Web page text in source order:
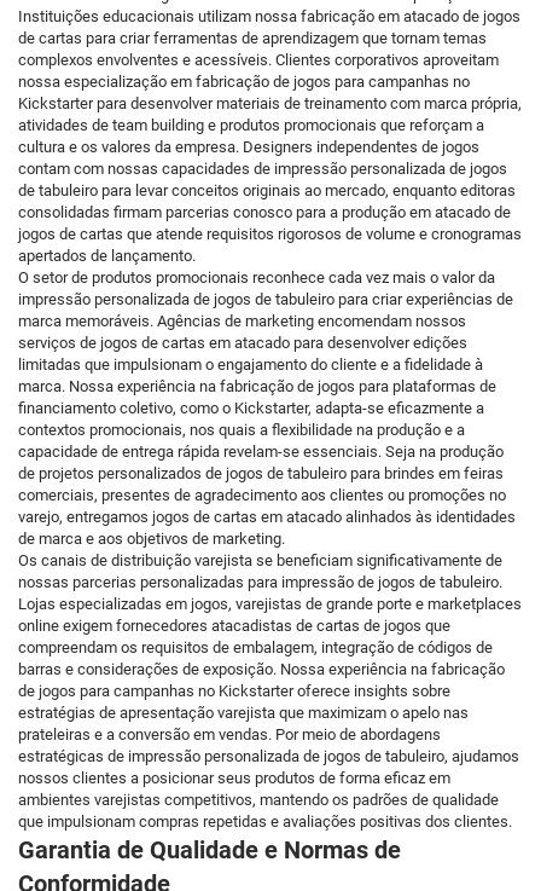
Instituições educacionais utilizam nossa fabricação em atacado de jogos
de cartas para criar ferramentas de aprendizagem que tornam temas
complexos envolventes e acessíveis. Clientes corporativos aproveitam
nossa especialização em fabricação de jogos para campanhas no
Kickstarter para desenvolver materiais de treinamento com marca própria,
atividades de team building e produtos promocionais que reforçam a
cultura e os valores da empresa. Designers independentes de jogos
contam com nossas capacidades de impressão personalizada de jogos
de tabuleiro para levar conceitos originais ao mercado, enquanto editoras
consolidadas firmam parcerias conosco para a produção em atacado de
jogos de cartas que atende requisitos rigorosos de volume e cronogramas
apertados de lançamento.
O setor de produtos promocionais reconhece cada vez mais o valor da
impressão personalizada de jogos de tabuleiro para criar experiências de
marca memoráveis. Agências de marketing encomendam nossos
serviços de jogos de cartas em atacado para desenvolver edições
limitadas que impulsionam o engajamento do cliente e a fidelidade à
marca. Nossa experiência na fabricação de jogos para plataformas de
financiamento coletivo, como o Kickstarter, adapta-se eficazmente a
contextos promocionais, nos quais a flexibilidade na produção e a
capacidade de entrega rápida revelam-se essenciais. Seja na produção
de projetos personalizados de jogos de tabuleiro para brindes em feiras
comerciais, presentes de agradecimento aos clientes ou promoções no
varejo, entregamos jogos de cartas em atacado alinhados às identidades
de marca e aos objetivos de marketing.
Os canais de distribuição varejista se beneficiam significativamente de
nossas parcerias personalizadas para impressão de jogos de tabuleiro.
Lojas especializadas em jogos, varejistas de grande porte e marketplaces
online exigem fornecedores atacadistas de cartas de jogos que
compreendam os requisitos de embalagem, integração de códigos de
barras e considerações de exposição. Nossa experiência na fabricação
de jogos para campanhas no Kickstarter oferece insights sobre
estratégias de apresentação varejista que maximizam o apelo nas
prateleiras e a conversão em vendas. Por meio de abordagens
estratégicas de impressão personalizada de jogos de tabuleiro, ajudamos
nossos clientes a posicionar seus produtos de forma eficaz em
ambientes varejistas competitivos, mantendo os padrões de qualidade
que impulsionam compras repetidas e avaliações positivas dos clientes.
Garantia de Qualidade e Normas de
Conformidade